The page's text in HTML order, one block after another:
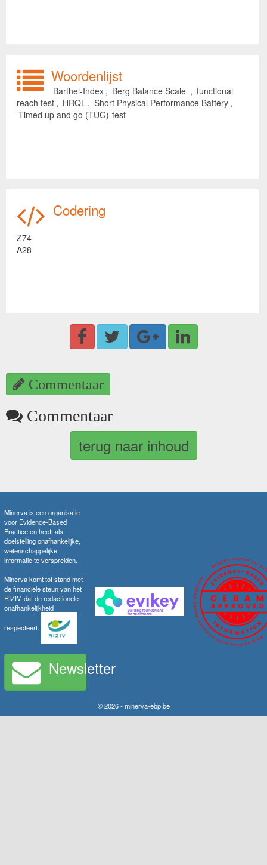
Woordenlijst
Barthel-Index , Berg Balance Scale , functional
reach test , HRQL , Short Physical Performance Battery ,
Timed up and go (TUG)-test
Codering
Z74
A28
Commentaar
Commentaar
terug naar inhoud
Minerva is een organisatie
voor Evidence-Based
Practice en heeft als
doelstelling onafhankelijke,
wetenschappelijke
informatie te verspreiden.
Minerva komt tot stand met
de financiële steun van het
RIZIV, dat de redactionele
onafhankelijkheid
respecteert.
Newsletter
© 2026 - minerva-ebp.be